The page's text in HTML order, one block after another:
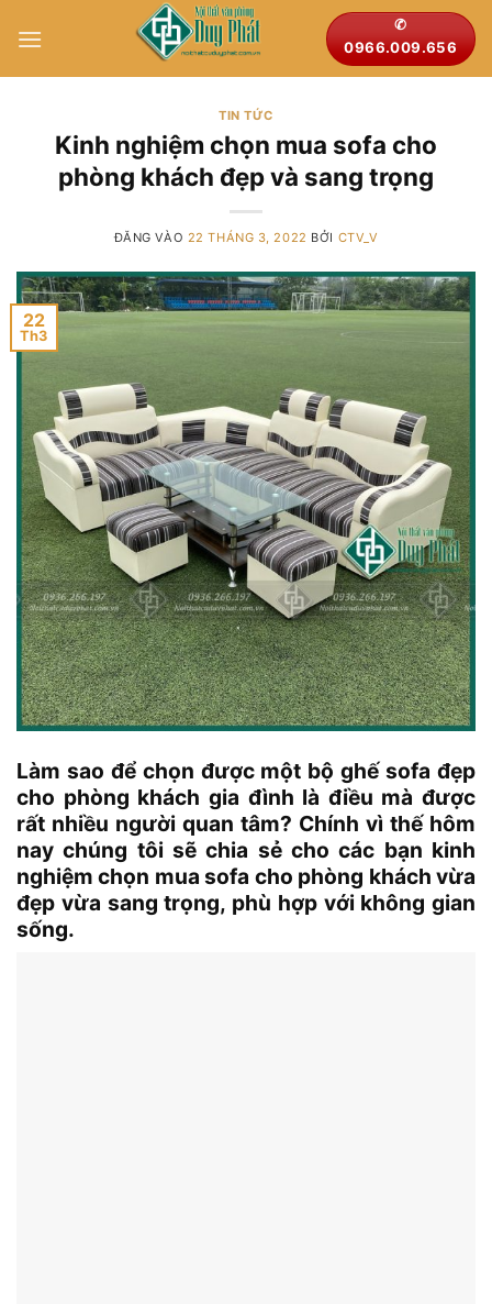
qua
✆
0966.009.656
TIN TỨC
Kinh nghiệm chọn mua sofa cho
phòng khách đẹp và sang trọng
ĐĂNG VÀO 22 THÁNG 3, 2022 BỞI CTV_V
22
Th3
Làm sao để chọn được một bộ ghế sofa đẹp
cho phòng khách gia đình là điều mà được
rất nhiều người quan tâm? Chính vì thế hôm
nay chúng tôi sẽ chia sẻ cho các bạn kinh
nghiệm chọn mua sofa cho phòng khách vừa
đẹp vừa sang trọng, phù hợp với không gian
sống.